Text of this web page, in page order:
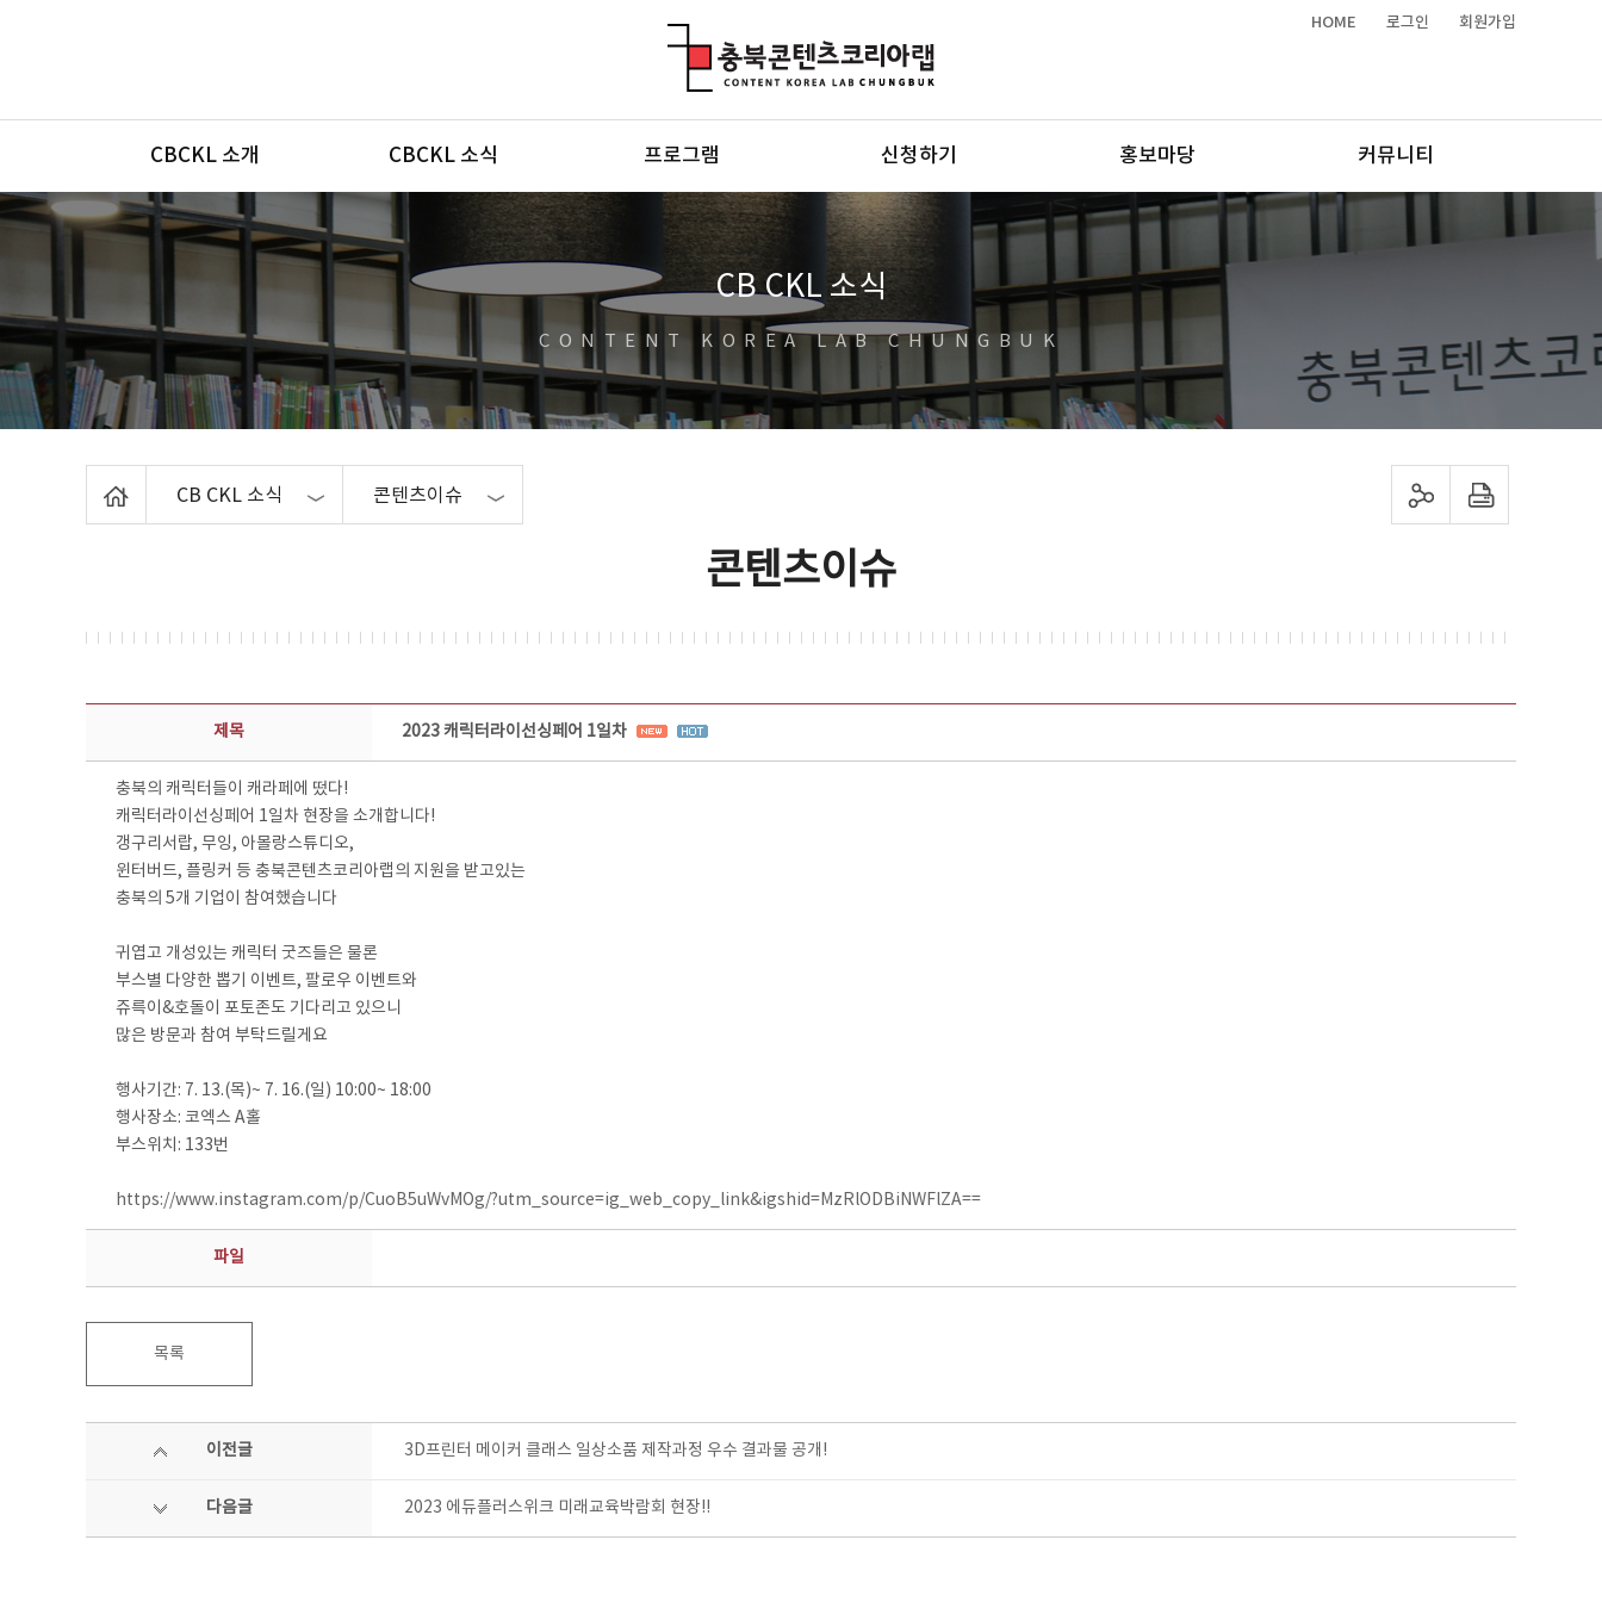
HOME 로그인 회원가입
메뉴
CBCKL 소개 CBCKL 소식 프로그램 신청하기 홍보마당 커뮤니티
CB CKL 소식
CONTENT KOREA LAB CHUNGBUK
CB CKL 소식 콘텐츠이슈 sns 공유하기 프린트하기
콘텐츠이슈
콘텐츠이슈 상세보기 - 제목, 담당부서, 담당자, 담당연락처, 내용, 첨부파일 정보 제공
제목 2023 캐릭터라이선싱페어 1일차
충북의 캐릭터들이 캐라페에 떴다!
캐릭터라이선싱페어 1일차 현장을 소개합니다!
갱구리서랍, 무잉, 아몰랑스튜디오,
윈터버드, 플링커 등 충북콘텐츠코리아랩의 지원을 받고있는
충북의 5개 기업이 참여했습니다
귀엽고 개성있는 캐릭터 굿즈들은 물론
부스별 다양한 뽑기 이벤트, 팔로우 이벤트와
쥬륵이&호돌이 포토존도 기다리고 있으니
많은 방문과 참여 부탁드릴게요
행사기간: 7. 13.(목)~ 7. 16.(일) 10:00~ 18:00
행사장소: 코엑스 A홀
부스위치: 133번
https://www.instagram.com/p/CuoB5uWvMOg/?utm_source=ig_web_copy_link&igshid=MzRlODBiNWFlZA==
파일
목록
이전글 3D프린터 메이커 클래스 일상소품 제작과정 우수 결과물 공개!
다음글 2023 에듀플러스위크 미래교육박람회 현장!!